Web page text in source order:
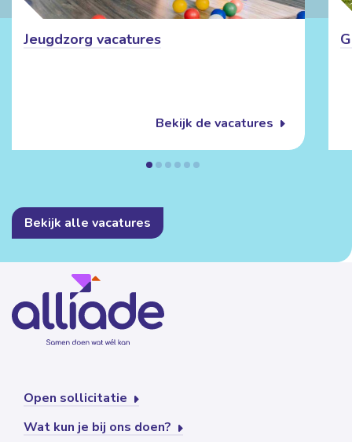
Jeugdzorg vacatures
Bekijk de vacatures
Bekijk alle vacatures
Open sollicitatie
Wat kun je bij ons doen?